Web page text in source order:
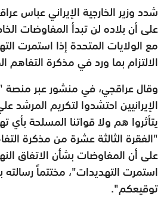
شدد وزير الخارجية الإيراني عباس
على أن بلاده لن تبدأ المفاوضات
مع الولايات المتحدة إذا استمرت
الالتزام بما ورد في مذكرة التفاهم
وقال عراقجي، في منشور عبر
الإيرانيين احتشدوا لتكريم المرشد
يتأثروا هم ولا قواتنا المسلحة
"الفقرة الثالثة عشرة من مذكرة
على أن المفاوضات بشأن الاتفاق
استمرت التهديدات"، مختتماً رسالته
توقيعكم".